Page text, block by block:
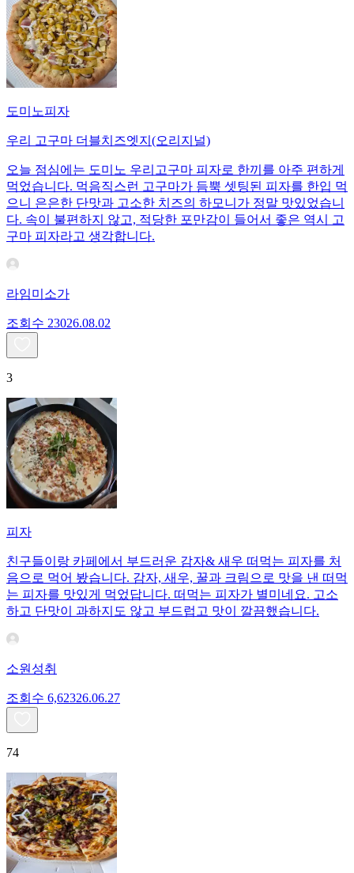
도미노피자
우리 고구마 더블치즈엣지(오리지널)
오늘 점심에는 도미노 우리고구마 피자로 한끼를 아주 편하게
먹었습니다. 먹음직스런 고구마가 듬뿍 셋팅된 피자를 한입 먹
으니 은은한 단맛과 고소한 치즈의 하모니가 정말 맛있었습니
다. 속이 불편하지 않고, 적당한 포만감이 들어서 좋은 역시 고
구마 피자라고 생각합니다.
라임미소가
조회수 23026.08.02
3
피자
친구들이랑 카페에서 부드러운 감자& 새우 떠먹는 피자를 처
음으로 먹어 봤습니다. 감자, 새우, 꿀과 크림으로 맛을 낸 떠먹
는 피자를 맛있게 먹었답니다. 떠먹는 피자가 별미네요. 고소
하고 단맛이 과하지도 않고 부드럽고 맛이 깔끔했습니다.
소원성취
조회수 6,62326.06.27
74